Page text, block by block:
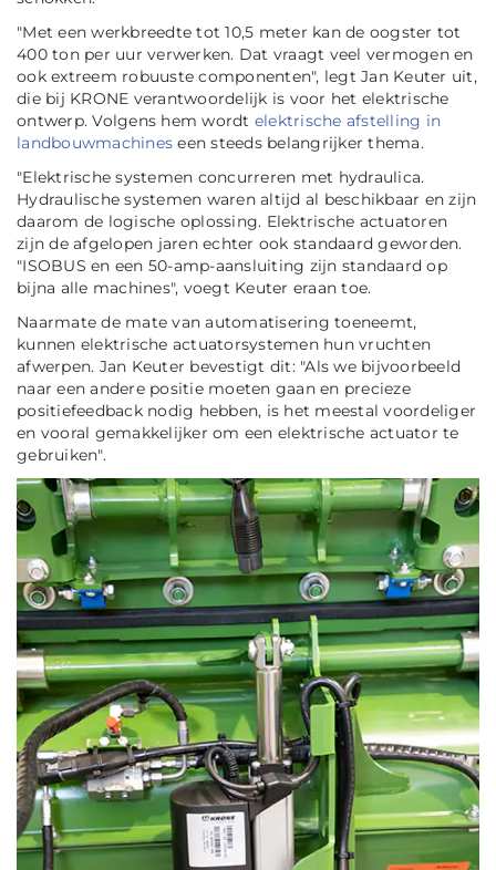
"Met een werkbreedte tot 10,5 meter kan de oogster tot
400 ton per uur verwerken. Dat vraagt veel vermogen en
ook extreem robuuste componenten", legt Jan Keuter uit,
die bij KRONE verantwoordelijk is voor het elektrische
ontwerp. Volgens hem wordt elektrische afstelling in
landbouwmachines een steeds belangrijker thema.
"Elektrische systemen concurreren met hydraulica.
Hydraulische systemen waren altijd al beschikbaar en zijn
daarom de logische oplossing. Elektrische actuatoren
zijn de afgelopen jaren echter ook standaard geworden.
"ISOBUS en een 50-amp-aansluiting zijn standaard op
bijna alle machines", voegt Keuter eraan toe.
Naarmate de mate van automatisering toeneemt,
kunnen elektrische actuatorsystemen hun vruchten
afwerpen. Jan Keuter bevestigt dit: "Als we bijvoorbeeld
naar een andere positie moeten gaan en precieze
positiefeedback nodig hebben, is het meestal voordeliger
en vooral gemakkelijker om een elektrische actuator te
gebruiken".